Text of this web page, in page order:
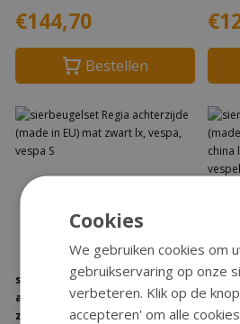
€144,70
Bestellen
sierbeugelset Regia
achterzijde (made in EU) mat
zwart lx, vespa, vespa S
glans
Cookies
We gebruiken cookies om
gebruikservaring op onze
verbeteren. Klik op de
accepteren' om alle